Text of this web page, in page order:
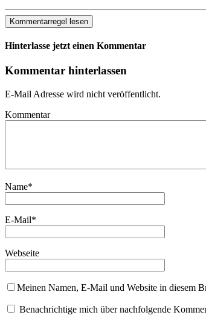
Kommentarregel lesen
Hinterlasse jetzt einen Kommentar
Kommentar hinterlassen
E-Mail Adresse wird nicht veröffentlicht.
Kommentar
Name*
E-Mail*
Webseite
Meinen Namen, E-Mail und Website in diesem
Benachrichtige mich über nachfolgende